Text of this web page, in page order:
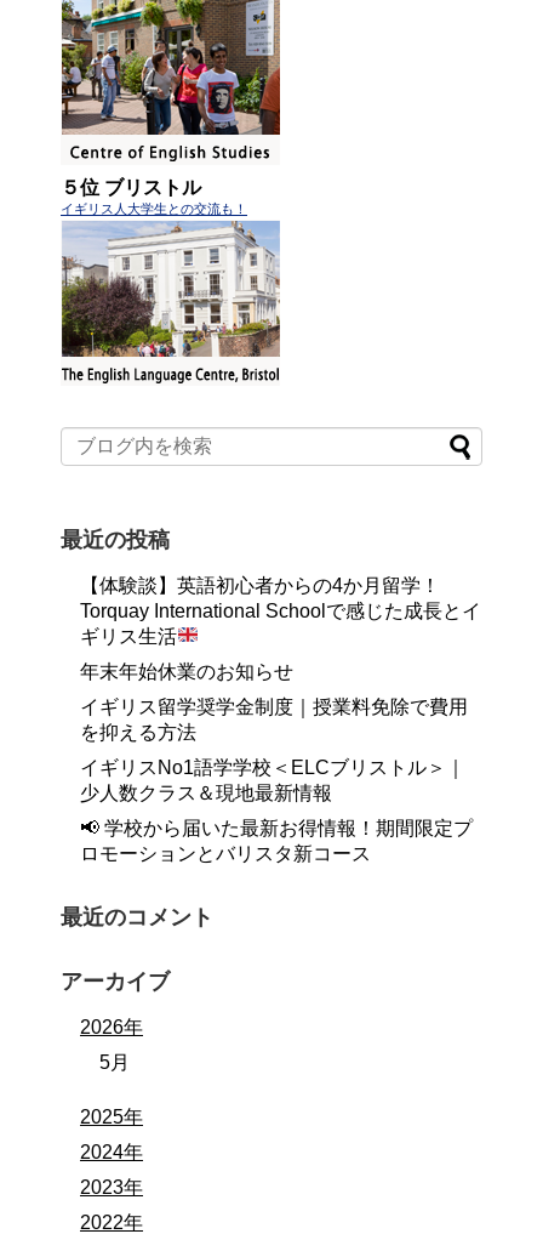
５位 ブリストル
イギリス人大学生との交流も！
最近の投稿
【体験談】英語初心者からの4か月留学！
Torquay International Schoolで感じた成長とイ
ギリス生活
年末年始休業のお知らせ
イギリス留学奨学金制度｜授業料免除で費用
を抑える方法
イギリスNo1語学学校＜ELCブリストル＞｜
少人数クラス＆現地最新情報
📢 学校から届いた最新お得情報！期間限定プ
ロモーションとバリスタ新コース
最近のコメント
アーカイブ
2026年
5月
2025年
2024年
2023年
2022年